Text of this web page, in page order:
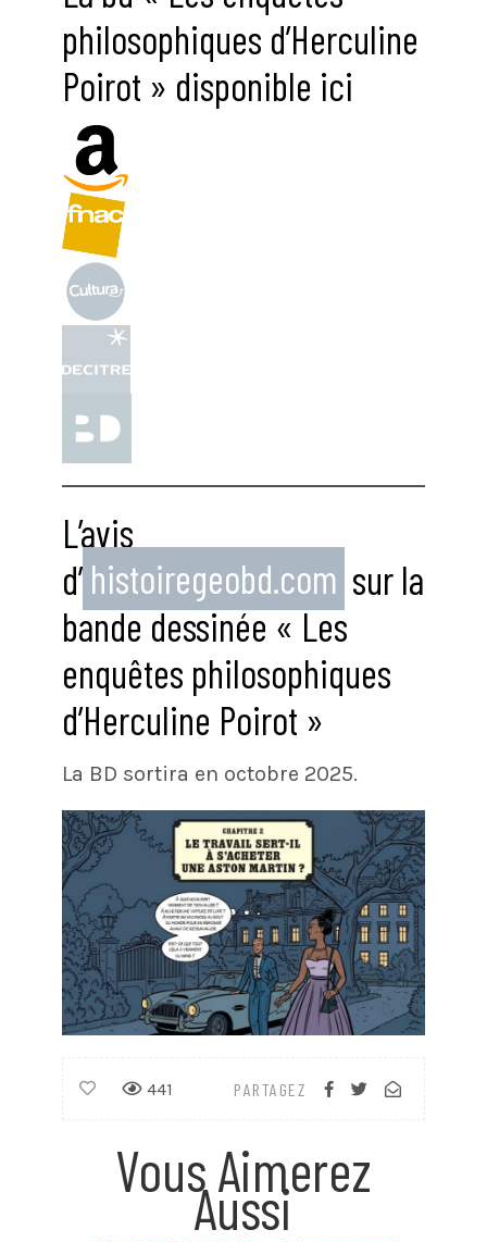
philosophiques d’Herculine
Poirot » disponible ici
L’avis
d’ histoiregeobd.com sur la
bande dessinée « Les
enquêtes philosophiques
d’Herculine Poirot »
La BD sortira en octobre 2025.
PARTAGEZ
441
Vous Aimerez
Aussi